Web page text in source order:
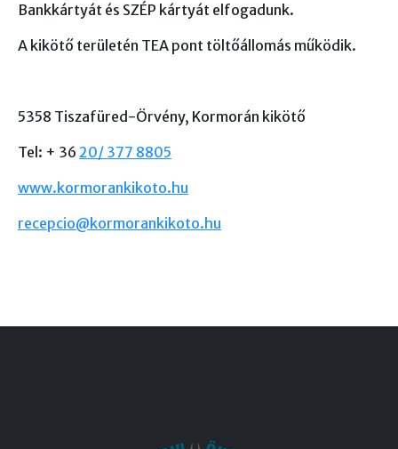
Bankkártyát és SZÉP kártyát elfogadunk.
A kikötő területén TEA pont töltőállomás működik.
5358 Tiszafüred-Örvény, Kormorán kikötő
Tel: + 36 20/ 377 8805
www.kormorankikoto.hu
recepcio@kormorankikoto.hu